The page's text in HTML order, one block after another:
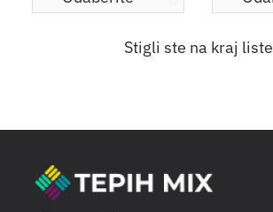
Stigli ste na kraj liste